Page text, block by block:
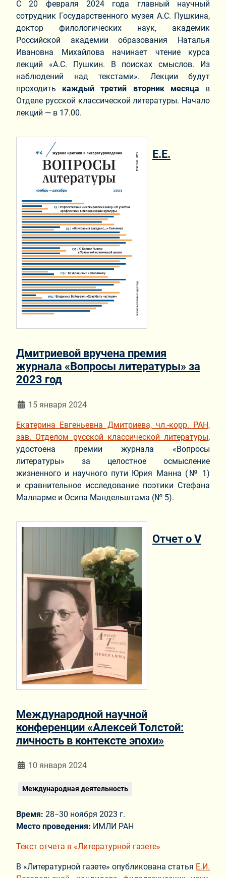
С 20 февраля 2024 года главный научный
сотрудник Государственного музея А.С. Пушкина,
доктор филологических наук, академик
Российской академии образования Наталья
Ивановна Михайлова начинает чтение курса
лекций «А.С. Пушкин. В поисках смыслов. Из
наблюдений над текстами». Лекции будут
проходить каждый третий вторник месяца в
Отделе русской классической литературы. Начало
лекций — в 17.00.
Е.Е.
Дмитриевой вручена премия
журнала «Вопросы литературы» за
2023 год
Информация о материале
15 января 2024
Екатерина Евгеньевна Дмитриева, чл.-корр. РАН,
зав. Отделом русской классической литературы,
удостоена премии журнала «Вопросы
литературы» за целостное осмысление
жизненного и научного пути Юрия Манна (№ 1)
и сравнительное исследование поэтики Стефана
Малларме и Осипа Мандельштама (№ 5).
Отчет о V
Международной научной
конференции «Алексей Толстой:
личность в контексте эпохи»
Информация о материале
10 января 2024
Международная деятельность
Время: 28−30 ноября 2023 г.
Место проведения: ИМЛИ РАН
Текст отчета в «Литературной газете»
В «Литературной газете» опубликована статья Е.И.